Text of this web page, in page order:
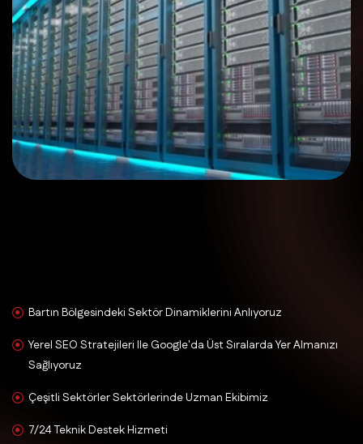
Bartın Bölgesindeki Sektör Dinamiklerini Anlıyoruz
Yerel SEO Stratejileri Ile Google'da Üst Sıralarda Yer Almanızı
Sağlıyoruz
Çeşitli Sektörler Sektörlerinde Uzman Ekibimiz
7/24 Teknik Destek Hizmeti